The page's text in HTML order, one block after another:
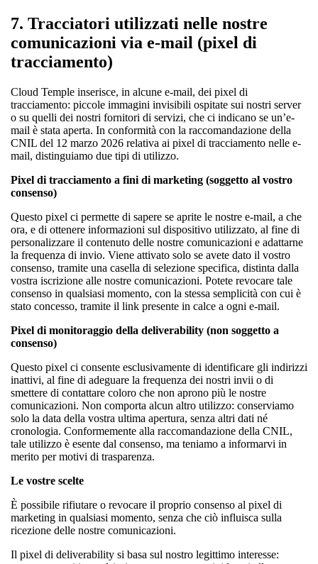
7. Tracciatori utilizzati nelle nostre
comunicazioni via e-mail (pixel di
tracciamento)
Cloud Temple inserisce, in alcune e-mail, dei pixel di
tracciamento: piccole immagini invisibili ospitate sui nostri server
o su quelli dei nostri fornitori di servizi, che ci indicano se un’e-
mail è stata aperta. In conformità con la raccomandazione della
CNIL del 12 marzo 2026 relativa ai pixel di tracciamento nelle e-
mail, distinguiamo due tipi di utilizzo.
Pixel di tracciamento a fini di marketing (soggetto al vostro
consenso)
Questo pixel ci permette di sapere se aprite le nostre e-mail, a che
ora, e di ottenere informazioni sul dispositivo utilizzato, al fine di
personalizzare il contenuto delle nostre comunicazioni e adattarne
la frequenza di invio. Viene attivato solo se avete dato il vostro
consenso, tramite una casella di selezione specifica, distinta dalla
vostra iscrizione alle nostre comunicazioni. Potete revocare tale
consenso in qualsiasi momento, con la stessa semplicità con cui è
stato concesso, tramite il link presente in calce a ogni e-mail.
Pixel di monitoraggio della deliverability (non soggetto a
consenso)
Questo pixel ci consente esclusivamente di identificare gli indirizzi
inattivi, al fine di adeguare la frequenza dei nostri invii o di
smettere di contattare coloro che non aprono più le nostre
comunicazioni. Non comporta alcun altro utilizzo: conserviamo
solo la data della vostra ultima apertura, senza altri dati né
cronologia. Conformemente alla raccomandazione della CNIL,
tale utilizzo è esente dal consenso, ma teniamo a informarvi in
merito per motivi di trasparenza.
Le vostre scelte
È possibile rifiutare o revocare il proprio consenso al pixel di
marketing in qualsiasi momento, senza che ciò influisca sulla
ricezione delle nostre comunicazioni.
Il pixel di deliverability si basa sul nostro legittimo interesse: